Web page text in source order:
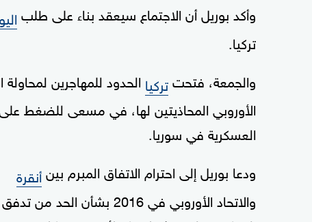
وأكد بوريل أن الاجتماع سيعقد بناء على طلب
تركيا.
والجمعة، فتحتتركيا الحدود للمهاجرين لمحاولة
الأوروبي المحاذيتين لها، في مسعى للضغط
العسكرية في سوريا.
ودعا بوريل إلى احترام الاتفاق المبرم بينأنقرة
والاتحاد الأوروبي في 2016 بشأن الحد من تدفق